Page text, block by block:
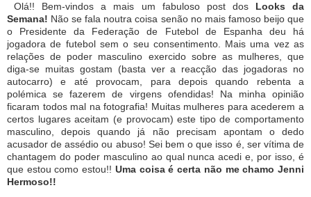
Olá!! Bem-vindos a mais um fabuloso post dos Looks da
Semana! Não se fala noutra coisa senão no mais famoso beijo que
o Presidente da Federação de Futebol de Espanha deu há
jogadora de futebol sem o seu consentimento. Mais uma vez as
relações de poder masculino exercido sobre as mulheres, que
diga-se muitas gostam (basta ver a reacção das jogadoras no
autocarro) e até provocam, para depois quando rebenta a
polémica se fazerem de virgens ofendidas! Na minha opinião
ficaram todos mal na fotografia! Muitas mulheres para acederem a
certos lugares aceitam (e provocam) este tipo de comportamento
masculino, depois quando já não precisam apontam o dedo
acusador de assédio ou abuso! Sei bem o que isso é, ser vítima de
chantagem do poder masculino ao qual nunca acedi e, por isso, é
que estou como estou!! Uma coisa é certa não me chamo Jenni
Hermoso!!